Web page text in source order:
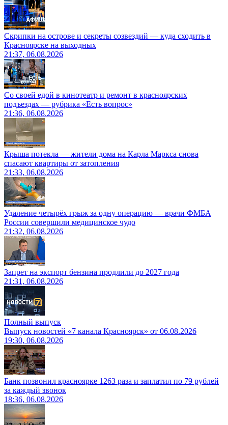
Скрипки на острове и секреты созвездий — куда сходить в
Красноярске на выходных
21:37, 06.08.2026
Со своей едой в кинотеатр и ремонт в красноярских
подъездах — рубрика «Есть вопрос»
21:36, 06.08.2026
Крыша потекла — жители дома на Карла Маркса снова
спасают квартиры от затопления
21:33, 06.08.2026
Удаление четырёх грыж за одну операцию — врачи ФМБА
России совершили медицинское чудо
21:32, 06.08.2026
Запрет на экспорт бензина продлили до 2027 года
21:31, 06.08.2026
Полный выпуск
Выпуск новостей «7 канала Красноярск» от 06.08.2026
19:30, 06.08.2026
Банк позвонил красноярке 1263 раза и заплатил по 79 рублей
за каждый звонок
18:36, 06.08.2026